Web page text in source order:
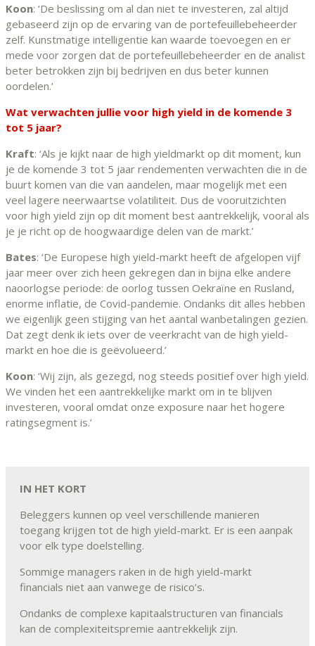
Koon: ‘De beslissing om al dan niet te investeren, zal altijd
gebaseerd zijn op de ervaring van de portefeuillebeheerder
zelf. Kunstmatige intelligentie kan waarde toevoegen en er
mede voor zorgen dat de portefeuillebeheerder en de analist
beter betrokken zijn bij bedrijven en dus beter kunnen
oordelen.’
Wat verwachten jullie voor high yield in de komende 3
tot 5 jaar?
Kraft: ‘Als je kijkt naar de high yieldmarkt op dit moment, kun
je de komende 3 tot 5 jaar rendementen verwachten die in de
buurt komen van die van aandelen, maar mogelijk met een
veel lagere neerwaartse volatiliteit. Dus de vooruitzichten
voor high yield zijn op dit moment best aantrekkelijk, vooral als
je je richt op de hoogwaardige delen van de markt.’
Bates: ‘De Europese high yield-markt heeft de afgelopen vijf
jaar meer over zich heen gekregen dan in bijna elke andere
naoorlogse periode: de oorlog tussen Oekraïne en Rusland,
enorme inflatie, de Covid-pandemie. Ondanks dit alles hebben
we eigenlijk geen stijging van het aantal wanbetalingen gezien.
Dat zegt denk ik iets over de veerkracht van de high yield-
markt en hoe die is geëvolueerd.’
Koon: ‘Wij zijn, als gezegd, nog steeds positief over high yield.
We vinden het een aantrekkelijke markt om in te blijven
investeren, vooral omdat onze exposure naar het hogere
ratingsegment is.’
IN HET KORT
Beleggers kunnen op veel verschillende manieren
toegang krijgen tot de high yield-markt. Er is een aanpak
voor elk type doelstelling.
Sommige managers raken in de high yield-markt
financials niet aan vanwege de risico’s.
Ondanks de complexe kapitaalstructuren van financials
kan de complexiteitspremie aantrekkelijk zijn.